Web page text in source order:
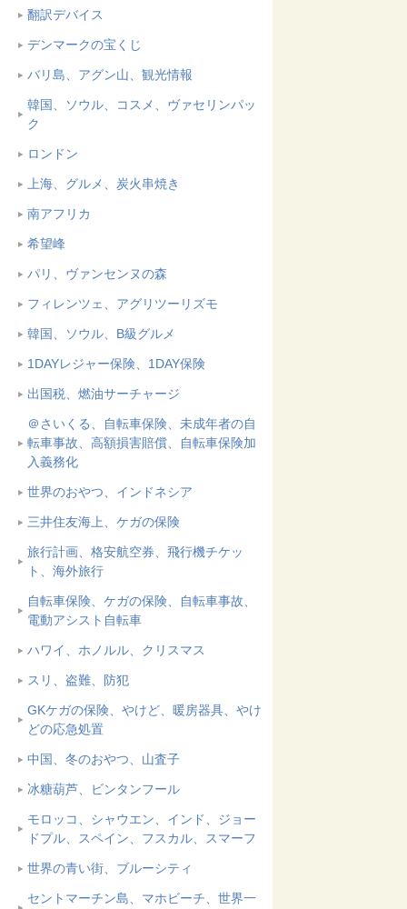
翻訳デバイス
デンマークの宝くじ
バリ島、アグン山、観光情報
韓国、ソウル、コスメ、ヴァセリンパッ
ク
ロンドン
上海、グルメ、炭火串焼き
南アフリカ
希望峰
パリ、ヴァンセンヌの森
フィレンツェ、アグリツーリズモ
韓国、ソウル、B級グルメ
1DAYレジャー保険、1DAY保険
出国税、燃油サーチャージ
＠さいくる、自転車保険、未成年者の自
転車事故、高額損害賠償、自転車保険加
入義務化
世界のおやつ、インドネシア
三井住友海上、ケガの保険
旅行計画、格安航空券、飛行機チケッ
ト、海外旅行
自転車保険、ケガの保険、自転車事故、
電動アシスト自転車
ハワイ、ホノルル、クリスマス
スリ、盗難、防犯
GKケガの保険、やけど、暖房器具、やけ
どの応急処置
中国、冬のおやつ、山査子
冰糖葫芦、ビンタンフール
モロッコ、シャウエン、インド、ジョー
ドプル、スペイン、フスカル、スマーフ
世界の青い街、ブルーシティ
セントマーチン島、マホビーチ、世界一